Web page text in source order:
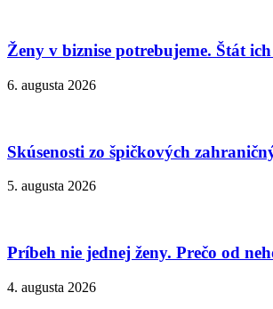
Ženy v biznise potrebujeme. Štát
6. augusta 2026
Skúsenosti zo špičkových
5. augusta 2026
Príbeh nie jednej ženy. Prečo od
4. augusta 2026